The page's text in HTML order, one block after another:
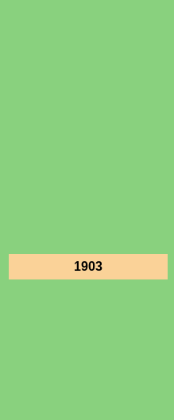
1903